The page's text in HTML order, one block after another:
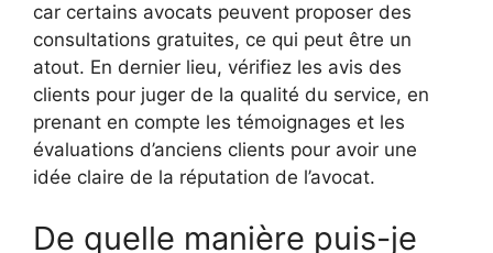
car certains avocats peuvent proposer des
consultations gratuites, ce qui peut être un
atout. En dernier lieu, vérifiez les avis des
clients pour juger de la qualité du service, en
prenant en compte les témoignages et les
évaluations d’anciens clients pour avoir une
idée claire de la réputation de l’avocat.
De quelle manière puis-je